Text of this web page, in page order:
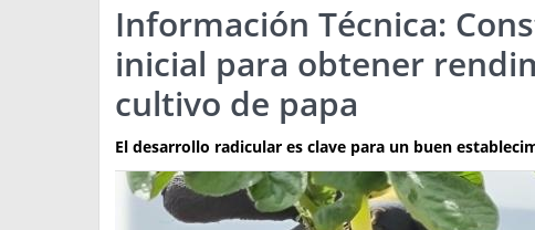
Información Técnica:
inicial para obtener
cultivo de papa
El desarrollo radicular es clave para un buen